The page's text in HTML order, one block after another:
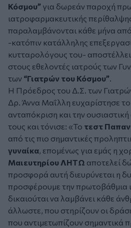
Κόσμου” για δωρεάν παροχή
ιατροφαρμακευτικής
παραλαμβάνονται κάθε μήνα
-κατόπιν κατάλληλης
κυτταρολόγους του-
στους εθελοντές ιατρούς των
των “Γιατρών του Κόσμου”.
Η Πρόεδρος του Δ.Σ. των
Δρ. Άννα Μαΐλλη ευχαρίστησε το
ανταπόκριση και την
τους και τόνισε: «Το τεστ
από τις πιο σημαντικές
γυναίκα, επομένως για εμάς η
Μαιευτηρίου ΛΗΤΩ αποτελεί
προσφορά αυτή διευρύνεται η
προσφέρουμε την πρωτοβάθμια
δικαιούται να λαμβάνει κάθε
άλλωστε, που στηρίζουν οι
που αντιμετωπίζουν σημαντικά